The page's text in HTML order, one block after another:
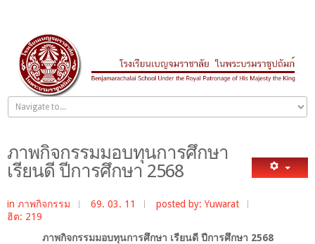
ภาพกิจกรรมมอบทุนการศึกษา
เรียนดี ปีการศึกษา 2568
in ภาพกิจกรรม 69. 03. 11
posted by: Yuwarat
ฮิต: 219
ภาพกิจกรรมมอบทุนการศึกษา เรียนดี ปีการศึกษา 2568